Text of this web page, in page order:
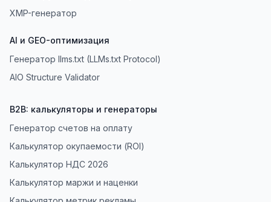
XMP-генератор
AI и GEO-оптимизация
Генератор llms.txt (LLMs.txt Protocol)
AIO Structure Validator
B2B: калькуляторы и генераторы
Генератор счетов на оплату
Калькулятор окупаемости (ROI)
Калькулятор НДС 2026
Калькулятор маржи и наценки